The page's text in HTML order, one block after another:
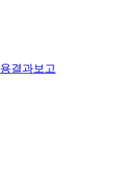
결과​보고